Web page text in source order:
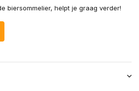
biersommelier, helpt je graag verder!